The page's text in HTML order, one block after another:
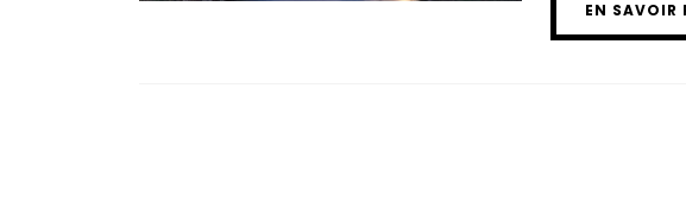
EN SAVOIR